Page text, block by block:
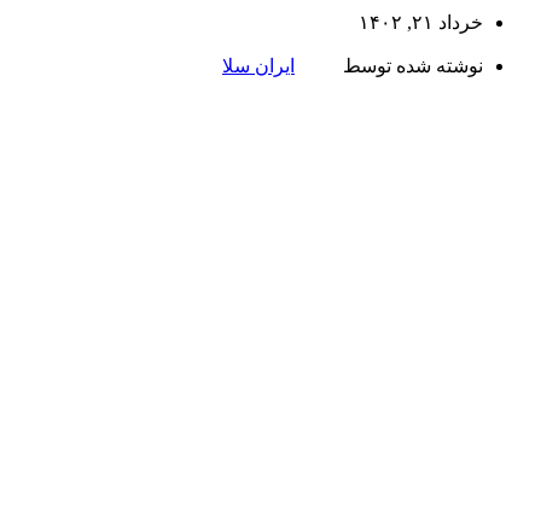
خرداد ۲۱, ۱۴۰۲
نوشته شده توسط ایران سلا